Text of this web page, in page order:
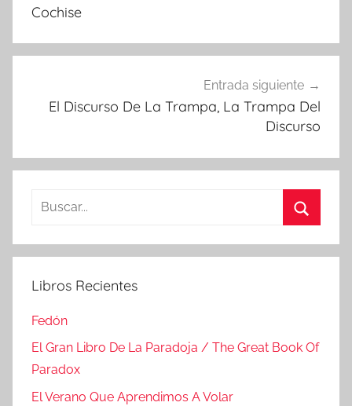
Cochise
Entrada siguiente
El Discurso De La Trampa, La Trampa Del
Discurso
Buscar:
Libros Recientes
Fedón
El Gran Libro De La Paradoja / The Great Book Of
Paradox
El Verano Que Aprendimos A Volar